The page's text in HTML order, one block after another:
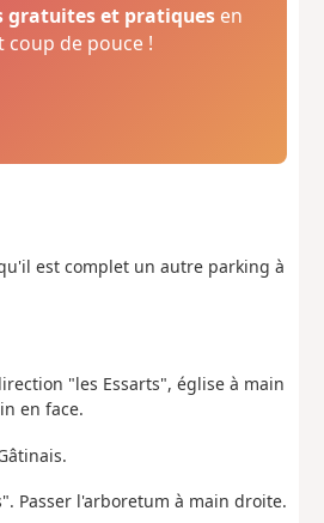
gratuites et pratiques en
de pouce !
est complet un autre parking à
"les Essarts", église à main
en face.
Passer l'arboretum à main droite.